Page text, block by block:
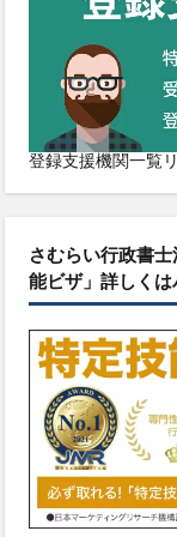
登録支援機関一覧
さむらい行政書
能ビザ」詳しくは